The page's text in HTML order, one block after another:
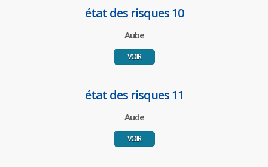
état des risques 10
Aube
VOIR
état des risques 11
Aude
VOIR